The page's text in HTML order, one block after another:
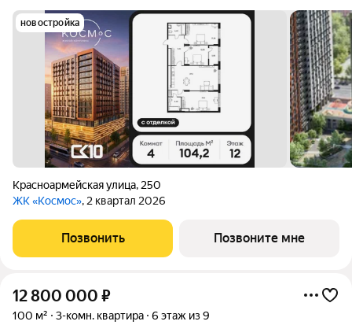
новостройка
Красноармейская улица, 250
ЖК «Космос», 2 квартал 2026
Позвонить Позвоните мне
12 800 000 ₽
100 м² 3-комн. квартира 6 этаж из 9